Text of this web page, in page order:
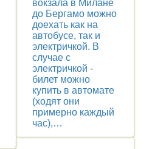
вокзала в Милане
до Бергамо можно
доехать как на
автобусе, так и
электричкой. В
случае с
электричкой -
билет можно
купить в автомате
(ходят они
примерно каждый
час),…